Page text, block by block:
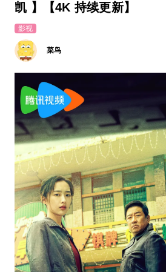
凯 】【4K 持续更新】
影视
菜鸟